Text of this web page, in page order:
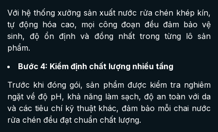
Với hệ thống xưởng sản xuất nước rửa chén khép kín,
tự động hóa cao, mọi công đoạn đều đảm bảo vệ
sinh, độ ổn định và đồng nhất trong từng lô sản
phẩm.
Bước 4: Kiểm định chất lượng nhiều tầng
Trước khi đóng gói, sản phẩm được kiểm tra nghiêm
ngặt về độ pH, khả năng làm sạch, độ an toàn với da
và các tiêu chí kỹ thuật khác, đảm bảo mỗi chai nước
rửa chén đều đạt chuẩn chất lượng.